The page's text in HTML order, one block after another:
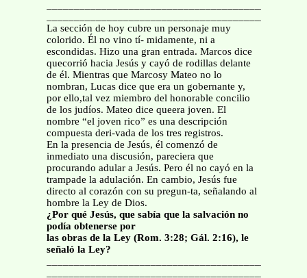
La sección de hoy cubre un personaje muy
colorido. Él no vino tí- midamente, ni a
escondidas. Hizo una gran entrada. Marcos dice
quecorrió hacia Jesús y cayó de rodillas delante
de él. Mientras que Marcosy Mateo no lo
nombran, Lucas dice que era un gobernante y,
por ello,tal vez miembro del honorable concilio
de los judíos. Mateo dice queera joven. El
nombre “el joven rico” es una descripción
compuesta deri-vada de los tres registros.
En la presencia de Jesús, él comenzó de
inmediato una discusión, pareciera que
procurando adular a Jesús. Pero él no cayó en la
trampade la adulación. En cambio, Jesús fue
directo al corazón con su pregun-ta, señalando al
hombre la Ley de Dios.
¿Por qué Jesús, que sabía que la salvación no
podía obtenerse por
las obras de la Ley (Rom. 3:28; Gál. 2:16), le
señaló la Ley?